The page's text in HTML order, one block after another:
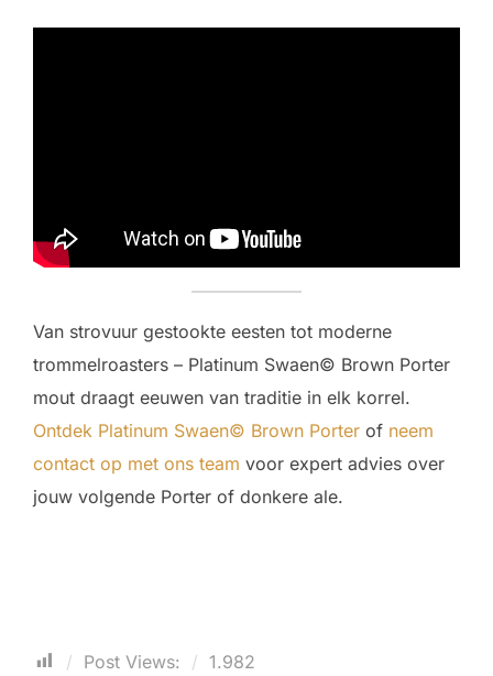
Van strovuur gestookte eesten tot moderne
trommelroasters – Platinum Swaen© Brown Porter
mout draagt eeuwen van traditie in elk korrel.
Ontdek Platinum Swaen© Brown Porter of neem
contact op met ons team voor expert advies over
jouw volgende Porter of donkere ale.
Post Views: 1.982